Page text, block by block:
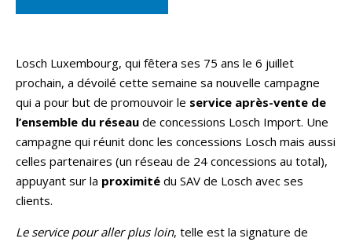
Losch Luxembourg, qui fêtera ses 75 ans le 6 juillet
prochain, a dévoilé cette semaine sa nouvelle campagne
qui a pour but de promouvoir le service après-vente de
l’ensemble du réseau de concessions Losch Import. Une
campagne qui réunit donc les concessions Losch mais aussi
celles partenaires (un réseau de 24 concessions au total),
appuyant sur la proximité du SAV de Losch avec ses
clients.
Le service pour aller plus loin, telle est la signature de